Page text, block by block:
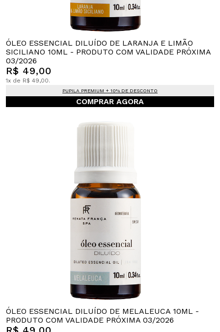
ÓLEO ESSENCIAL DILUÍDO DE LARANJA E LIMÃO
SICILIANO 10ML - PRODUTO COM VALIDADE PRÓXIMA
03/2026
R$ 49,00
1x de R$ 49,00.
PUPILA PREMIUM + 10% DE DESCONTO
COMPRAR AGORA
ÓLEO ESSENCIAL DILUÍDO DE MELALEUCA 10ML -
PRODUTO COM VALIDADE PRÓXIMA 03/2026